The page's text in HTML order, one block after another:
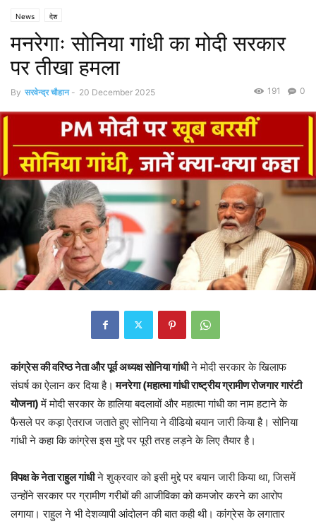
News देश
मनरेगाः सोनिया गांधी का मोदी सरकार
पर तीखा हमला
By सरवेन्द्र चौहान - 20 December 2025 0
191
कांग्रेस की वरिष्ठ नेता और पूर्व अध्यक्ष सोनिया गांधीने मोदी सरकार के खिलाफ
संघर्ष का ऐलान कर दिया है। मनरेगा (महात्मा गांधी राष्ट्रीय ग्रामीण रोजगार गारंटी
योजना)में मोदी सरकार के हालिया बदलावों और महात्मा गांधी का नाम हटाने के
फैसले पर कड़ा ऐतराज जताते हुए सोनिया ने वीडियो बयान जारी किया है। सोनिया
गांधी ने कहा कि कांग्रेस इस मुद्दे पर पूरी तरह लड़ने के लिए तैयार है।
विपक्ष के नेता राहुल गांधीने शुक्रवार को इसी मुद्दे पर बयान जारी किया था, जिसमें
उन्होंने सरकार पर ग्रामीण गरीबों की आजीविका को कमजोर करने का आरोप
लगाया। राहुल ने भी देशव्यापी आंदोलन की बात कही थी। कांग्रेस के लगातार